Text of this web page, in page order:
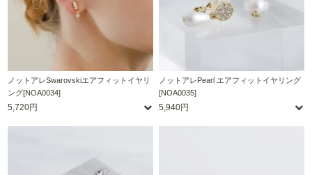
ノットアレSwarovskiエアフィットイヤリ
ング[NOA0034]
5,720円
ノットアレPearl エアフィットイヤリング
[NOA0035]
5,940円